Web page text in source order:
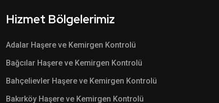
Hizmet Bölgelerimiz
Adalar Haşere ve Kemirgen Kontrolü
Bağcılar Haşere ve Kemirgen Kontrolü
Bahçelievler Haşere ve Kemirgen Kontrolü
Bakırköy Haşere ve Kemirgen Kontrolü